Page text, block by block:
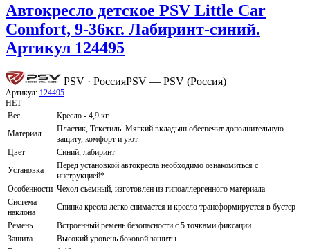
Автокресло детское PSV Little Car
Comfort, 9-36кг. Лабиринт-синий.
Артикул 124495
PSV · РоссияPSV — PSV (Россия)
Артикул: 124495
НЕТ
Вес
Кресло - 4,9 кг
Материал
Пластик, Текстиль. Мягкий вкладыш обеспечит дополнительную
защиту, комфорт и уют
Цвет
Синий, лабиринт
Установка
Перед установкой автокресла необходимо ознакомиться с
инструкцией*
Особенности Чехол съемный, изготовлен из гипоаллергенного материала
Система
наклона
Спинка кресла легко снимается и кресло трансформируется в бустер
Ремень
Встроенный ремень безопасности с 5 точками фиксации
Защита
Высокий уровень боковой защиты